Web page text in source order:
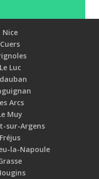
Nice
Luc
Arcs
Muy
sur-Argens
la-Napoule